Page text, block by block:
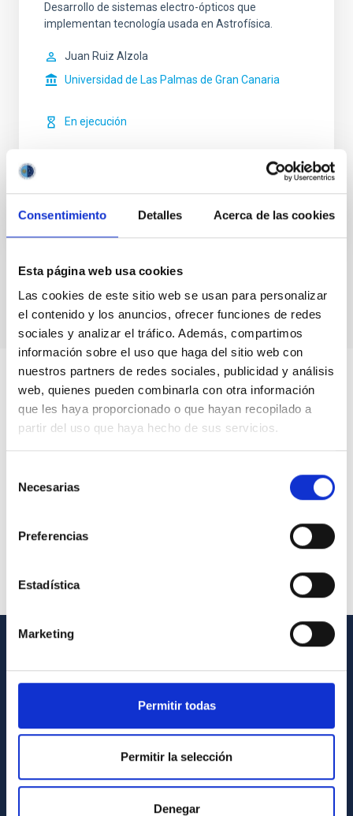
Consentimiento Detalles Acerca de las cookies
Esta página web usa cookies
Las cookies de este sitio web se usan para personalizar
el contenido y los anuncios, ofrecer funciones de redes
sociales y analizar el tráfico. Además, compartimos
información sobre el uso que haga del sitio web con
nuestros partners de redes sociales, publicidad y análisis
web, quienes pueden combinarla con otra información
que les haya proporcionado o que hayan recopilado a
partir del uso que haya hecho de sus servicios.
Necesarias
Preferencias
Estadística
Marketing
Permitir todas
Permitir la selección
Denegar
Desarrollo de sistemas electro-ópticos que
implementan tecnología usada en Astrofísica.
Juan Ruiz Alzola
Universidad de Las Palmas de Gran Canaria
En ejecución
Tecnología médica
Directorio de personal
Biblioteca